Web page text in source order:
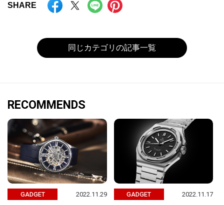
SHARE
同じカテゴリの記事一覧
RECOMMENDS
GADGET 2022.11.29 GADGET 2022.11.17